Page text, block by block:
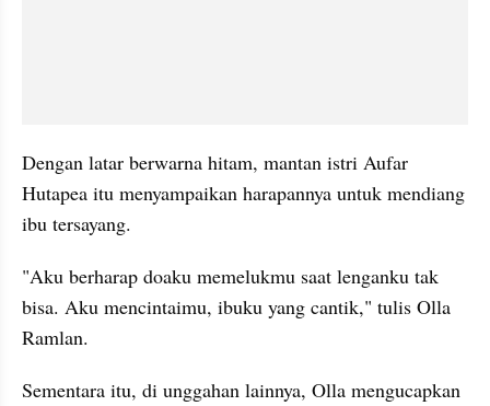
Dengan latar berwarna hitam, mantan istri Aufar
Hutapea itu menyampaikan harapannya untuk mendiang
ibu tersayang.
"Aku berharap doaku memelukmu saat lenganku tak
bisa. Aku mencintaimu, ibuku yang cantik," tulis Olla
Ramlan.
Sementara itu, di unggahan lainnya, Olla mengucapkan